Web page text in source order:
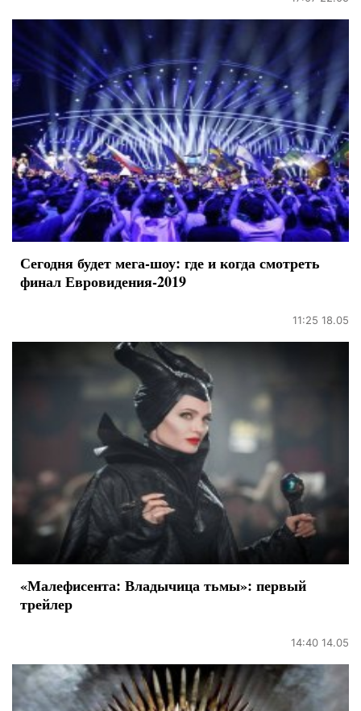
Сегодня будет мега-шоу: где и когда смотреть
финал Евровидения-2019
11:25 18.05
«Малефисента: Владычица тьмы»: первый
трейлер
14:40 14.05